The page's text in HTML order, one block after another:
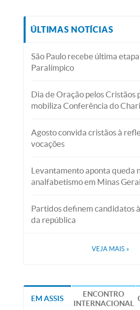
ÚLTIMAS NOTÍCIAS
São Paulo recebe última
Paralímpico
Dia de Oração pelos Cristãos
mobiliza Conferência do
Agosto convida cristãos à
vocações
Levantamento aponta queda
analfabetismo em Minas
Partidos definem candidatos
da república
VEJA MAIS »
EM ASSIS
ENCONTRO
INTERNACIONAL